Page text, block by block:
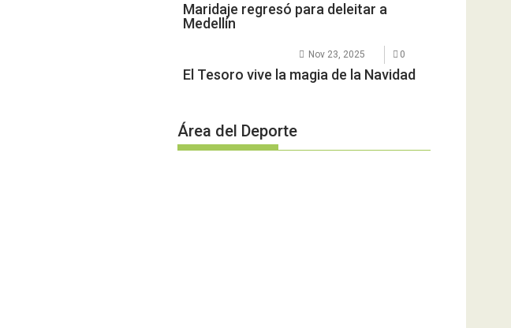
Maridaje regresó para deleitar a
Medellín
Nov 23, 2025 0
El Tesoro vive la magia de la Navidad
Área del Deporte